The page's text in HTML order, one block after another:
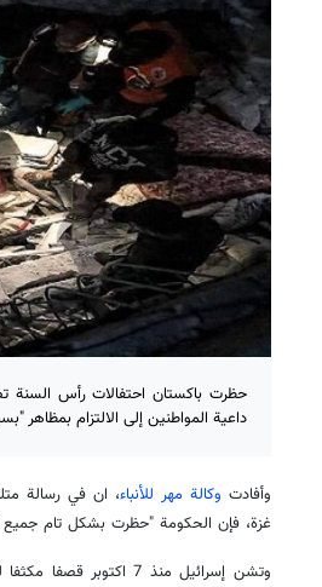
حظرت باكستان احتفالات رأس السنة
داعية المواطنين إلى الالتزام بمظاهر
وأفادت وكالة مهر للأنباء، ان في رسالة
غزة، فإن الحكومة "حظرت بشكل تام جميع